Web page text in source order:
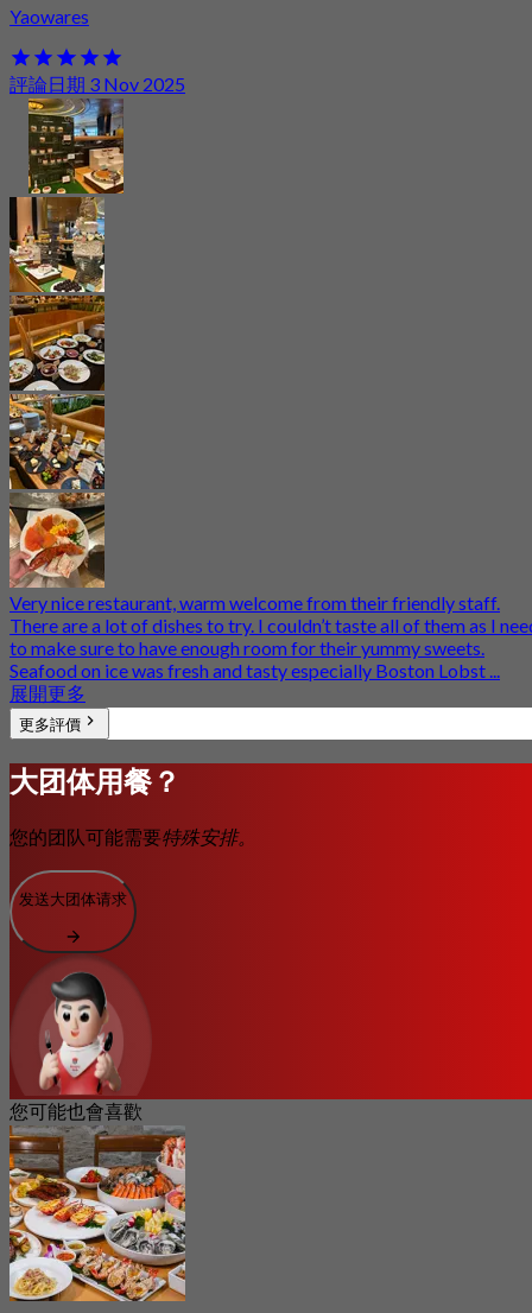
Yaowares
評論日期 3 Nov 2025
Very nice restaurant, warm welcome from their friendly staff.
There are a lot of dishes to try. I couldn’t taste all of them as I
to make sure to have enough room for their yummy sweets.
Seafood on ice was fresh and tasty especially Boston Lobst ...
展開更多
更多評價
大团体用餐？
您的团队可能需要特殊安排。
发送大团体请求
您可能也會喜歡